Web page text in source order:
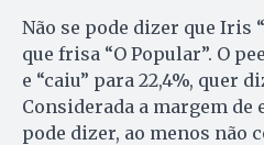
Não se pode dizer que Iris
que frisa “O Popular”. O
e “caiu” para 22,4%, quer
Considerada a margem de
pode dizer, ao menos não